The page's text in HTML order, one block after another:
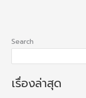
Search
เรื่องล่าสุด